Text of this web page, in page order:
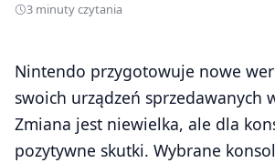
3 minuty czytania
Nintendo przygotowuje nowe
swoich urządzeń sprzedawanych
Zmiana jest niewielka, ale dla
pozytywne skutki. Wybrane